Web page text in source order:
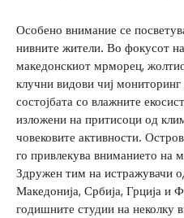
Особено внимание се
нивните жители. Во фокусот
македонскиот мрморец,
клучни видови чиј
состојбата со влажните
изложени на притисоци од
човековите активности.
го привлекува вниманието на
Здружен тим на истражувачи
Македонија, Србија, Грција и
годишните студии на неколку